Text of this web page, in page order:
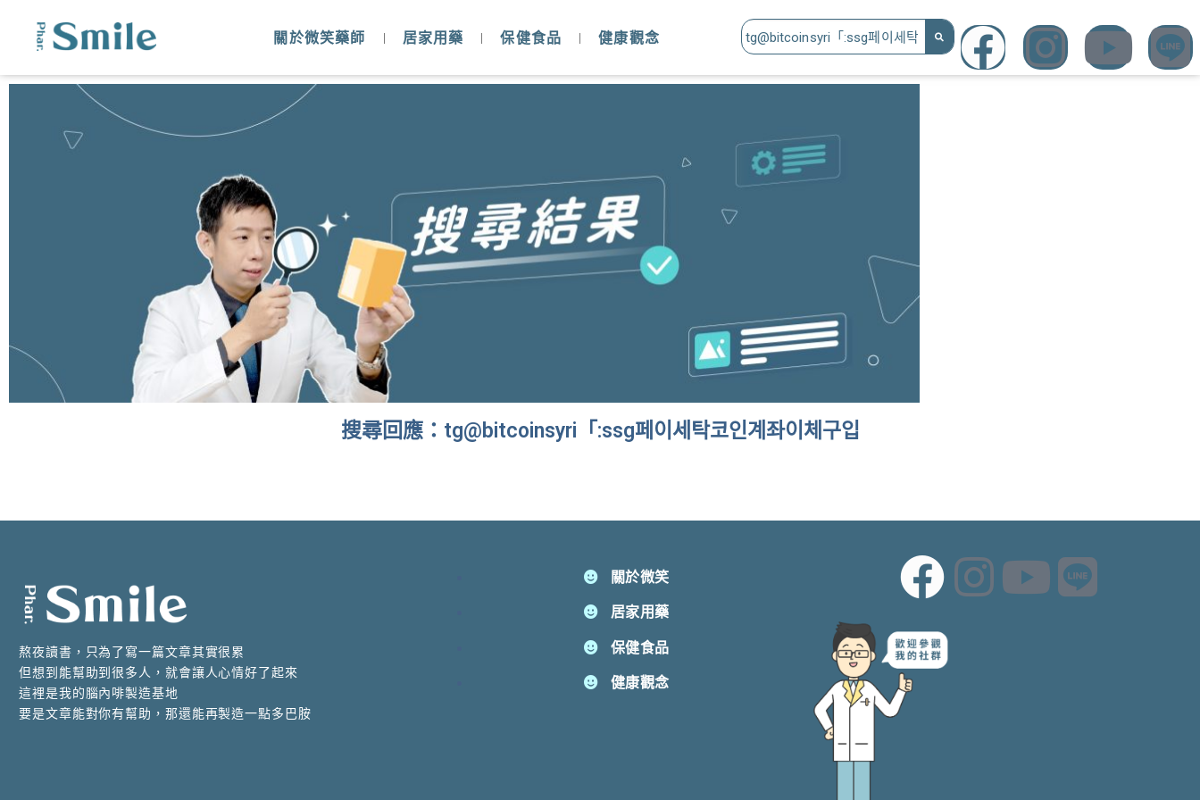
關於微笑藥師 居家用藥 保健食品 健康觀念
搜尋回應：tg@bitcoinsyri「:ssg페이세탁코인계좌이체구입
熬夜讀書，只為了寫一篇文章其實很累
但想到能幫助到很多人，就會讓人心情好了起來
這裡是我的腦內啡製造基地
要是文章能對你有幫助，那還能再製造一點多巴胺
關於微笑
居家用藥
保健食品
健康觀念